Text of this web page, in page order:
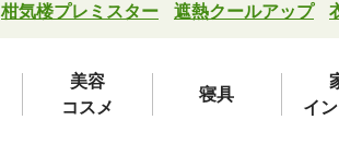
柑気楼プレミスター 遮熱クールアップ
美容
コスメ
寝具
イ